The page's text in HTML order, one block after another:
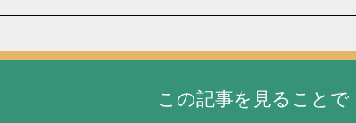
この記事を見ることで